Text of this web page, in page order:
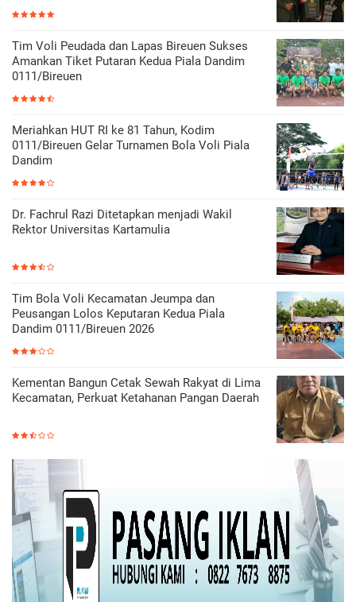
Tim Voli Peudada dan Lapas Bireuen Sukses
Amankan Tiket Putaran Kedua Piala Dandim
0111/Bireuen
Meriahkan HUT RI ke 81 Tahun, Kodim
0111/Bireuen Gelar Turnamen Bola Voli Piala
Dandim
Dr. Fachrul Razi Ditetapkan menjadi Wakil
Rektor Universitas Kartamulia
Tim Bola Voli Kecamatan Jeumpa dan
Peusangan Lolos Keputaran Kedua Piala
Dandim 0111/Bireuen 2026
Kementan Bangun Cetak Sewah Rakyat di Lima
Kecamatan, Perkuat Ketahanan Pangan Daerah